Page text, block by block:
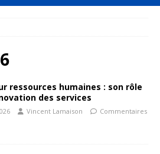
ressources humaines : son rôle
des services
Vincent Lamaison
Commentaires